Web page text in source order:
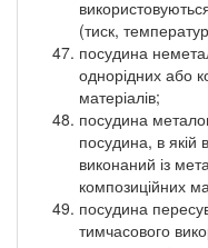
(тиск,
посудина
однорідних або
матеріалів;
посудина
посудина, в якій
виконаний із
композиційних
посудина
тимчасового